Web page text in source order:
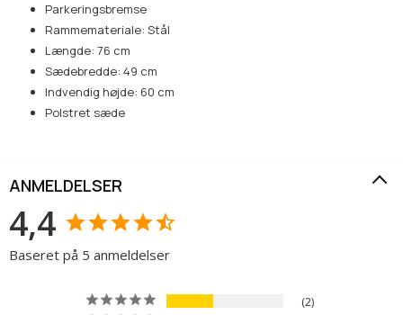
Parkeringsbremse
Rammemateriale: Stål
Længde: 76 cm
Sædebredde: 49 cm
Indvendig højde: 60 cm
Polstret sæde
ANMELDELSER
4,4
Baseret på 5 anmeldelser
2